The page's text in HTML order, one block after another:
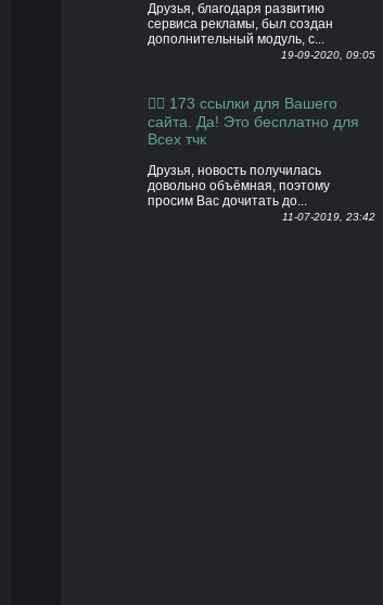
Друзья, благодаря развитию
сервиса рекламы, был создан
дополнительный модуль, с...
19-09-2020, 09:05
👍🏻 173 ссылки для Вашего
сайта. Да! Это бесплатно для
Всех тчк
Друзья, новость получилась
довольно объёмная, поэтому
просим Вас дочитать до...
11-07-2019, 23:42